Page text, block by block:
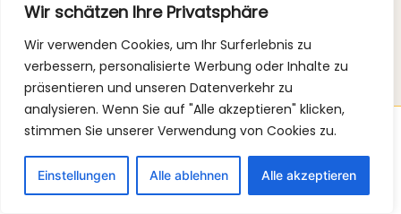
Wir schätzen Ihre Privatsphäre
Wir verwenden Cookies, um Ihr Surferlebnis zu
verbessern, personalisierte Werbung oder Inhalte zu
präsentieren und unseren Datenverkehr zu
analysieren. Wenn Sie auf "Alle akzeptieren" klicken,
stimmen Sie unserer Verwendung von Cookies zu.
Einstellungen Alle ablehnen Alle akzeptieren
Copyright © 2026 Luisa Beerling Ernährungsberatung |
Impressum|Datenschutz